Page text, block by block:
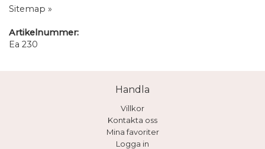
Sitemap »
Artikelnummer:
Ea 230
Handla
Villkor
Kontakta oss
Mina favoriter
Logga in